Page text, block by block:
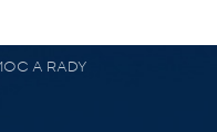
A RADY